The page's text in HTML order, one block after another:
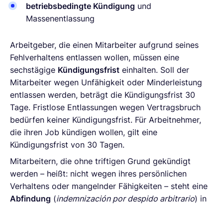
betriebsbedingte Kündigung und
Massenentlassung
Arbeitgeber, die einen Mitarbeiter aufgrund seines
Fehlverhaltens entlassen wollen, müssen eine
sechstägige Kündigungsfrist einhalten. Soll der
Mitarbeiter wegen Unfähigkeit oder Minderleistung
entlassen werden, beträgt die Kündigungsfrist 30
Tage. Fristlose Entlassungen wegen Vertragsbruch
bedürfen keiner Kündigungsfrist. Für Arbeitnehmer,
die ihren Job kündigen wollen, gilt eine
Kündigungsfrist von 30 Tagen.
Mitarbeitern, die ohne triftigen Grund gekündigt
werden – heißt: nicht wegen ihres persönlichen
Verhaltens oder mangelnder Fähigkeiten – steht eine
Abfindung (indemnización por despido arbitrario) in